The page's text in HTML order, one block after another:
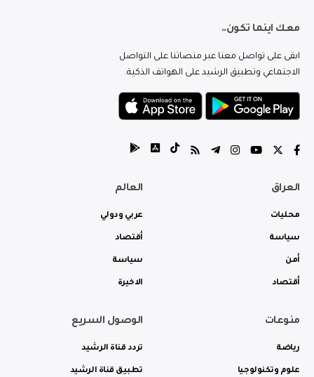
معك اينما تكون..
ابقى على تواصل معنا عبر منصاتنا على التواصل
الاجتماعي وتطبيق الرشيد على الهواتف الذكية.
العراق
محليات
سياسة
أمن
أقتصاد
العالم
عربي ودولي
أقتصاد
سياسة
الاخيرة
منوعات
رياضة
علوم وتكنولوجيا
الوصول السريع
تردد قناة الرشيد
تطبيق قناة الرشيد